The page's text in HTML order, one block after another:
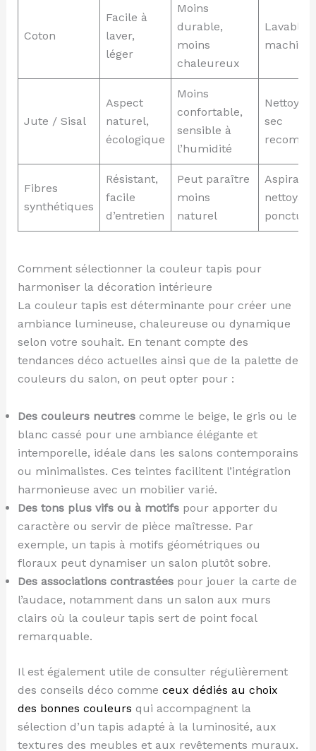
Coton
Facile à
laver,
léger
Moins
durable,
moins
chaleureux
Lavable
machine
Jute / Sisal
Aspect
naturel,
écologique
Moins
confortable,
sensible à
l’humidité
sec
Fibres
synthétiques
Résistant,
facile
d’entretien
Peut paraître
moins
naturel
nettoyage
ponctuel
Comment sélectionner la couleur tapis pour
harmoniser la décoration intérieure
La couleur tapis est déterminante pour créer une
ambiance lumineuse, chaleureuse ou dynamique
selon votre souhait. En tenant compte des
tendances déco actuelles ainsi que de la palette de
couleurs du salon, on peut opter pour :
Des couleurs neutrescomme le beige, le gris ou le
blanc cassé pour une ambiance élégante et
intemporelle, idéale dans les salons contemporains
ou minimalistes. Ces teintes facilitent l’intégration
harmonieuse avec un mobilier varié.
Des tons plus vifs ou à motifspour apporter du
caractère ou servir de pièce maîtresse. Par
exemple, un tapis à motifs géométriques ou
floraux peut dynamiser un salon plutôt sobre.
Des associations contrastéespour jouer la carte de
l’audace, notamment dans un salon aux murs
clairs où la couleur tapis sert de point focal
remarquable.
Il est également utile de consulter régulièrement
des conseils déco comme ceux dédiés au choix
des bonnes couleurs qui accompagnent la
sélection d’un tapis adapté à la luminosité, aux
textures des meubles et aux revêtements muraux.